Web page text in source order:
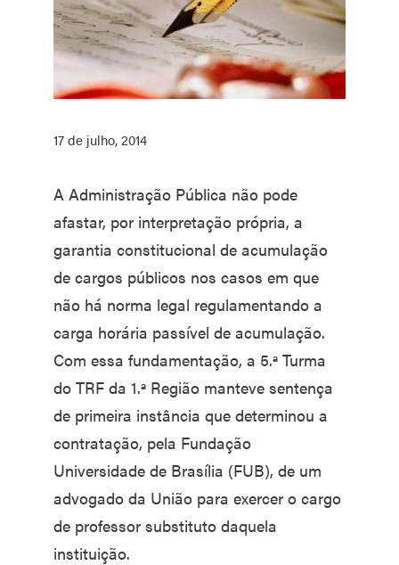
17 de julho, 2014
A Administração Pública não pode
afastar, por interpretação própria, a
garantia constitucional de acumulação
de cargos públicos nos casos em que
não há norma legal regulamentando a
carga horária passível de acumulação.
Com essa fundamentação, a 5.ª Turma
do TRF da 1.ª Região manteve sentença
de primeira instância que determinou a
contratação, pela Fundação
Universidade de Brasília (FUB), de um
advogado da União para exercer o cargo
de professor substituto daquela
instituição.